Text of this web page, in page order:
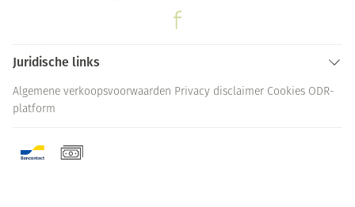
Juridische links
Algemene verkoopsvoorwaarden Privacy disclaimer Cookies ODR-
platform